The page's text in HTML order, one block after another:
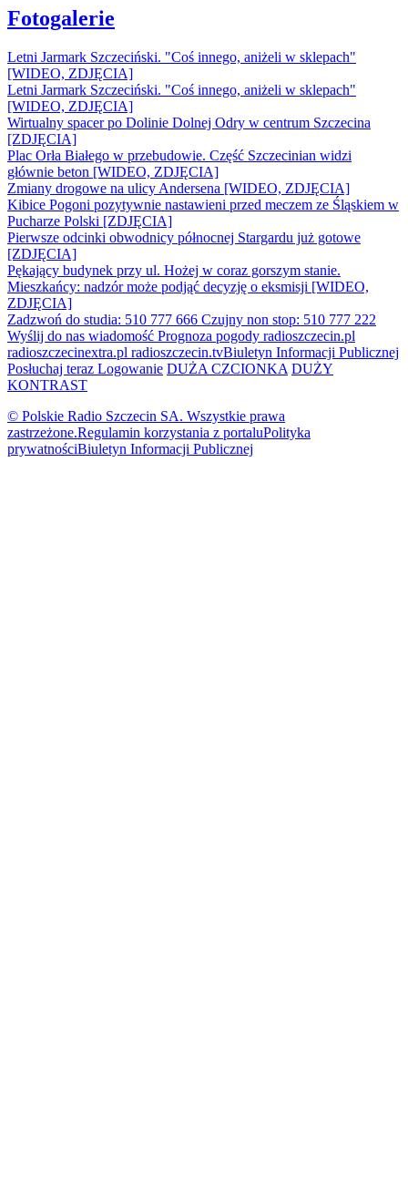
Fotogalerie
Letni Jarmark Szczeciński. "Coś innego, aniżeli w sklepach"
[WIDEO, ZDJĘCIA]
Letni Jarmark Szczeciński. "Coś innego, aniżeli w sklepach"
[WIDEO, ZDJĘCIA]
Wirtualny spacer po Dolinie Dolnej Odry w centrum Szczecina
[ZDJĘCIA]
Plac Orła Białego w przebudowie. Część Szczecinian widzi
głównie beton [WIDEO, ZDJĘCIA]
Zmiany drogowe na ulicy Andersena [WIDEO, ZDJĘCIA]
Kibice Pogoni pozytywnie nastawieni przed meczem ze Śląskiem w
Pucharze Polski [ZDJĘCIA]
Pierwsze odcinki obwodnicy północnej Stargardu już gotowe
[ZDJĘCIA]
Pękający budynek przy ul. Hożej w coraz gorszym stanie.
Mieszkańcy: nadzór może podjąć decyzję o eksmisji [WIDEO,
ZDJĘCIA]
Zadzwoń do studia: 510 777 666 Czujny non stop: 510 777 222
Wyślij do nas wiadomość Prognoza pogody radioszczecin.pl
radioszczecinextra.pl radioszczecin.tvBiuletyn Informacji Publicznej
Posłuchaj teraz Logowanie DUŻA CZCIONKA DUŻY
KONTRAST
© Polskie Radio Szczecin SA. Wszystkie prawa
zastrzeżone.Regulamin korzystania z portaluPolityka
prywatnościBiuletyn Informacji Publicznej